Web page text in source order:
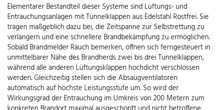
Elementarer Bestandteil dieser Systeme sind Lüftungs- und
Entrauchungsanlagen mit Tunnelklappen aus Edelstahl Rostfrei. Sie
tragen maßgeblich dazu bei, die Zeitspanne zur Selbstrettung zu
verlängern und eine schnellere Brandbekämpfung zu ermöglichen.
Sobald Brandmelder Rauch bemerken, öffnen sich ferngesteuert in
unmittelbarer Nähe des Brandherds zwei bis drei Tunnelklappen,
während alle anderen Lüftungsklappen hochdicht verschlossen
werden. Gleichzeitig stellen sich die Absaugventilatoren
automatisch auf höchste Leistungsstufe um. So wird der
Wirkungsgrad der Entrauchung im Umkreis von 200 Metern zum